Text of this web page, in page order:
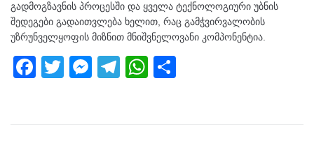
გადმოგზავნის პროცესში და ყველა ტექნოლოგიური უბნის
შედეგები გადაითვლება ხელით, რაც გამჭვირვალობის
უზრუნველყოფის მიზნით მნიშვნელოვანი კომპონენტია.
F
T
M
T
W